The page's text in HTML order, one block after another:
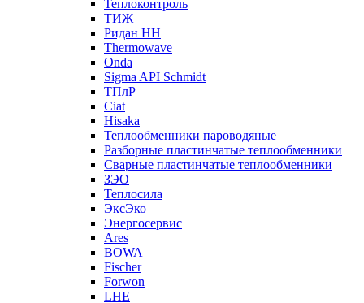
Теплоконтроль
ТИЖ
Ридан НН
Thermowave
Onda
Sigma API Schmidt
ТПлР
Ciat
Hisaka
Теплообменники пароводяные
Разборные пластинчатые теплообменники
Сварные пластинчатые теплообменники
ЗЭО
Теплосила
ЭксЭко
Энергосервис
Ares
BOWA
Fischer
Forwon
LHE